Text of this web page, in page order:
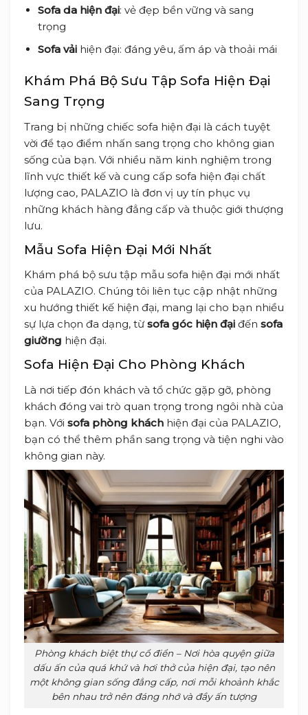
Sofa da hiện đại: vẻ đẹp bền vững và sang
trọng
Sofa vảihiện đại: đáng yêu, ấm áp và thoải mái
Khám Phá Bộ Sưu Tập Sofa Hiện Đại
Sang Trọng
Trang bị những chiếc sofa hiện đại là cách tuyệt
vời để tạo điểm nhấn sang trọng cho không gian
sống của bạn. Với nhiều năm kinh nghiệm trong
lĩnh vực thiết kế và cung cấp sofa hiện đại chất
lượng cao, PALAZIO là đơn vị uy tín phục vụ
những khách hàng đẳng cấp và thuộc giới thượng
lưu.
Mẫu Sofa Hiện Đại Mới Nhất
Khám phá bộ sưu tập mẫu sofa hiện đại mới nhất
của PALAZIO. Chúng tôi liên tục cập nhật những
xu hướng thiết kế hiện đại, mang lại cho bạn nhiều
sự lựa chọn đa dạng, từ sofa góc hiện đại đến sofa
giường hiện đại.
Sofa Hiện Đại Cho Phòng Khách
Là nơi tiếp đón khách và tổ chức gặp gỡ, phòng
khách đóng vai trò quan trọng trong ngôi nhà của
bạn. Với sofa phòng khách hiện đại của PALAZIO,
bạn có thể thêm phần sang trọng và tiện nghi vào
không gian này.
Phòng khách biệt thự cổ điển – Nơi hòa quyện giữa
dấu ấn của quá khứ và hơi thở của hiện đại, tạo nên
một không gian sống đẳng cấp, nơi mỗi khoảnh khắc
bên nhau trở nên đáng nhớ và đầy ấn tượng